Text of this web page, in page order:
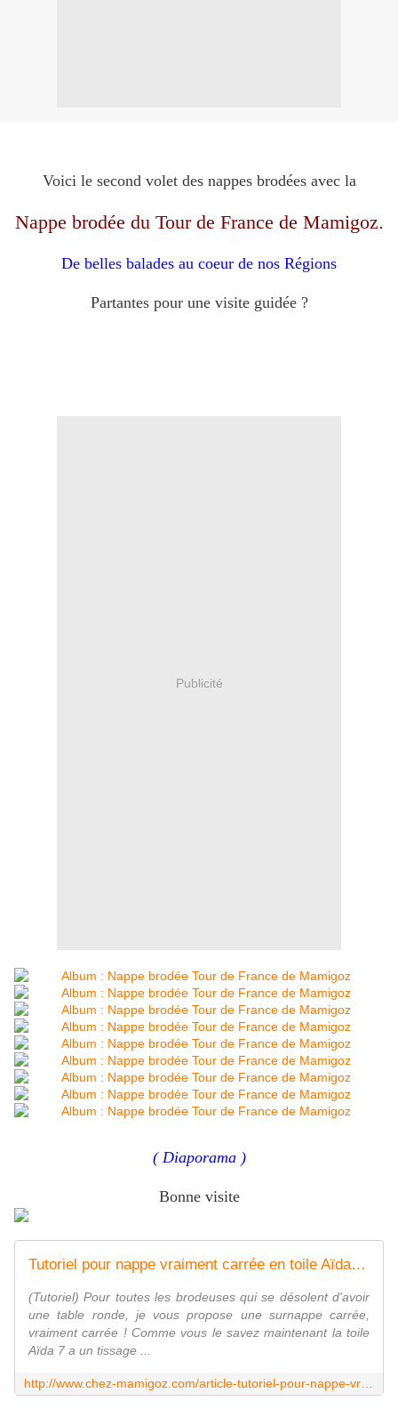
Voici le second volet des nappes brodées avec la
Nappe brodée du Tour de France de Mamigoz.
De belles balades au coeur de nos Régions
Partantes pour une visite guidée ?
Publicité
( Diaporama )
Bonne visite
Tutoriel pour nappe vraiment carrée en toile Aïda 7 - Chez Mamigoz
(Tutoriel) Pour toutes les brodeuses qui se désolent d'avoir
une table ronde, je vous propose une surnappe carrée,
vraiment carrée ! Comme vous le savez maintenant la toile
Aïda 7 a un tissage ...